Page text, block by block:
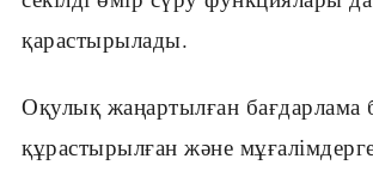
қарастырылады.
Оқулық жаңартылған
құрастырылған және